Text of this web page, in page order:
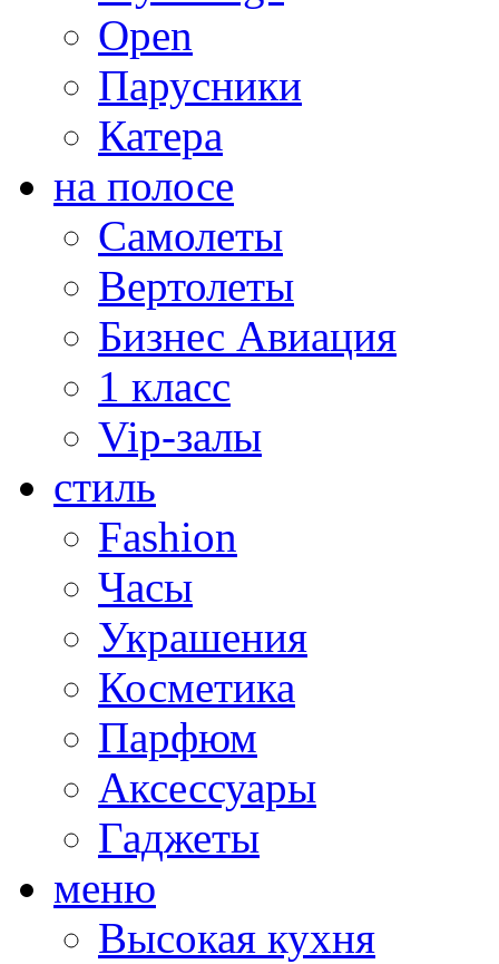
Open
Парусники
Катера
на полосе
Самолеты
Вертолеты
Бизнес Авиация
1 класс
Vip-залы
стиль
Fashion
Часы
Украшения
Косметика
Парфюм
Аксессуары
Гаджеты
меню
Высокая кухня